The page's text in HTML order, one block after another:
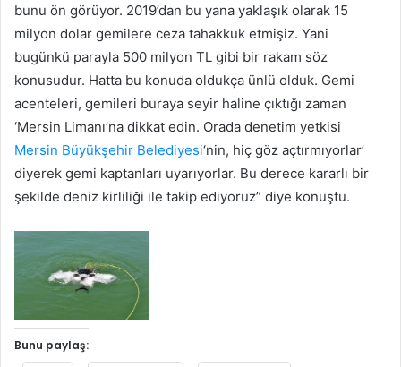
bunu ön görüyor. 2019’dan bu yana yaklaşık olarak 15
milyon dolar gemilere ceza tahakkuk etmişiz. Yani
bugünkü parayla 500 milyon TL gibi bir rakam söz
konusudur. Hatta bu konuda oldukça ünlü olduk. Gemi
acenteleri, gemileri buraya seyir haline çıktığı zaman
‘Mersin Limanı’na dikkat edin. Orada denetim yetkisi
Mersin Büyükşehir Belediyesi‘nin, hiç göz açtırmıyorlar’
diyerek gemi kaptanları uyarıyorlar. Bu derece kararlı bir
şekilde deniz kirliliği ile takip ediyoruz” diye konuştu.
Bunu paylaş: